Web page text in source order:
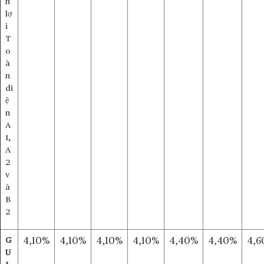
n
lợ
i
T
o
à
n
di
ệ
n
A
1,
A
2
v
à
B
2
G
U
4,10% 4,10% 4,10% 4,10% 4,40% 4,40%